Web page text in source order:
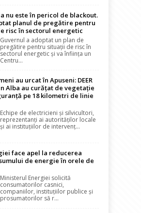
nu este în pericol de blackout.
planul de pregătire pentru
risc în sectorul energetic
Guvernul a adoptat un plan de
pregătire pentru situații de risc în
sectorul energetic și va înființa un
Centru...
au urcat în Apuseni: DEER
Alba au curățat de vegetație
pe 18 kilometri de linie
Echipe de electricieni și silvicultori,
reprezentanți ai autorităților locale
și ai instituțiilor de intervenț...
face apel la reducerea
de energie în orele de
Ministerul Energiei solicită
consumatorilor casnici,
companiilor, instituțiilor publice și
prosumatorilor să r...